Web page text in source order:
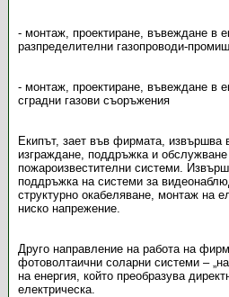
- монтаж, проектиране, въвеждане в
разпределителни газопроводи-
- монтаж, проектиране, въвеждане в
сградни газови съоръжения
Екипът, зает във фирмата, извършва
изграждане, поддръжка и
пожароизвестителни системи.
поддръжка на системи за
структурно окабеляване, монтаж на
ниско напрежение.
Друго направление на работа на
фотоволтаични соларни системи –
на енергия, който преобразува
електрическа.